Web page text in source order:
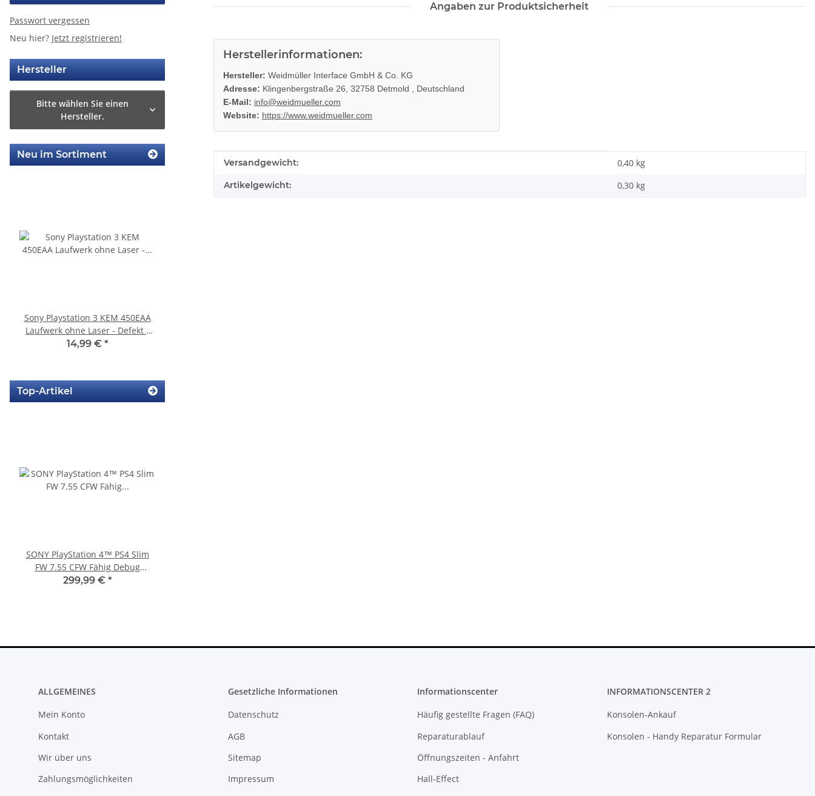
Angaben zur Produktsicherheit
Herstellerinformationen:
Hersteller: Weidmüller Interface GmbH & Co. KG
Adresse: Klingenbergstraße 26, 32758 Detmold , Deutschland
E-Mail: info@weidmueller.com
Website: https://www.weidmueller.com
Produkteigenschaft
Wert
Versandgewicht: 0,40 kg
Artikelgewicht: 0,30 kg
Passwort vergessen
Neu hier? Jetzt registrieren!
Hersteller
Bitte wählen Sie einen
Hersteller.
Neu im Sortiment
Sony Playstation 3 KEM 450EAA
Laufwerk ohne Laser - Defekt -
Eratzteilspender
14,99 € *
Top-Artikel
SONY PlayStation 4™ PS4 Slim
FW 7.55 CFW Fähig Debug
Settings - 500GB CUH-2016A
299,99 € *
ALLGEMEINES
Mein Konto
Kontakt
Wir über uns
Zahlungsmöglichkeiten
Gesetzliche Informationen
Datenschutz
AGB
Sitemap
Impressum
Informationscenter
Häufig gestellte Fragen (FAQ)
Reparaturablauf
Öffnungszeiten - Anfahrt
Hall-Effect
INFORMATIONSCENTER 2
Konsolen-Ankauf
Konsolen - Handy Reparatur Formular